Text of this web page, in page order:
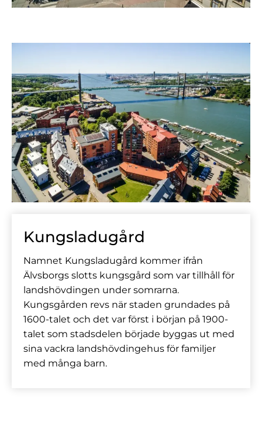
Kungsladugård
Namnet Kungsladugård kommer ifrån
Älvsborgs slotts kungsgård som var tillhåll för
landshövdingen under somrarna.
Kungsgården revs när staden grundades på
1600-talet och det var först i början på 1900-
talet som stadsdelen började byggas ut med
sina vackra landshövdingehus för familjer
med många barn.